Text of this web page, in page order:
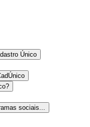
Único
sociais...